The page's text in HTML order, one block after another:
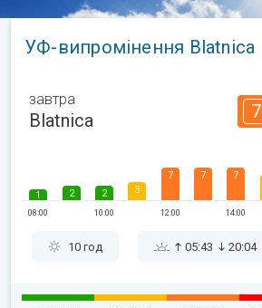
УФ-випромінення Blatnica
завтра
Blatnica 7
1
08:00
2 2
10:00
3
7
12:00
7 7
14:00
10 год 05:43 20:04